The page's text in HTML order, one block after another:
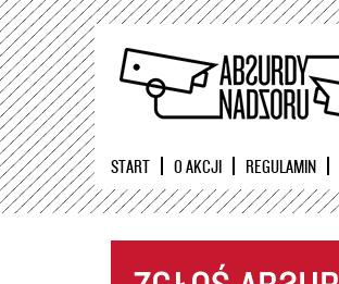
START O AKCJI REGULAMIN